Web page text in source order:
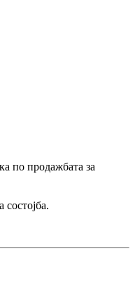
по продажбата за